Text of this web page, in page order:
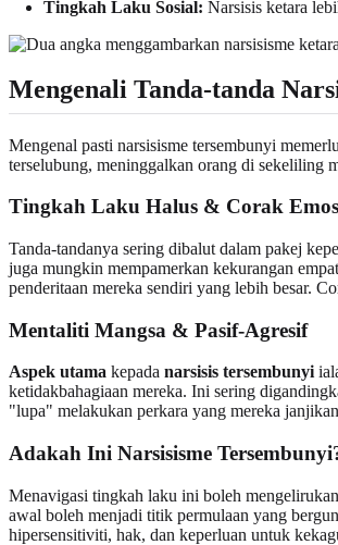
Tingkah Laku Sosial: Narsisis ketara
Mengenali Tanda-tanda
Mengenal pasti narsisisme tersembunyi
terselubung, meninggalkan orang di sekeliling
Tingkah Laku Halus & Corak
Tanda-tandanya sering dibalut dalam pakej
juga mungkin mempamerkan kekurangan
penderitaan mereka sendiri yang lebih besar.
Mentaliti Mangsa & Pasif-Agresif
Aspek utama kepada narsisis tersembunyi
ketidakbahagiaan mereka. Ini sering
"lupa" melakukan perkara yang mereka
Adakah Ini Narsisisme
Menavigasi tingkah laku ini boleh
awal boleh menjadi titik permulaan yang
hipersensitiviti, hak, dan keperluan untuk